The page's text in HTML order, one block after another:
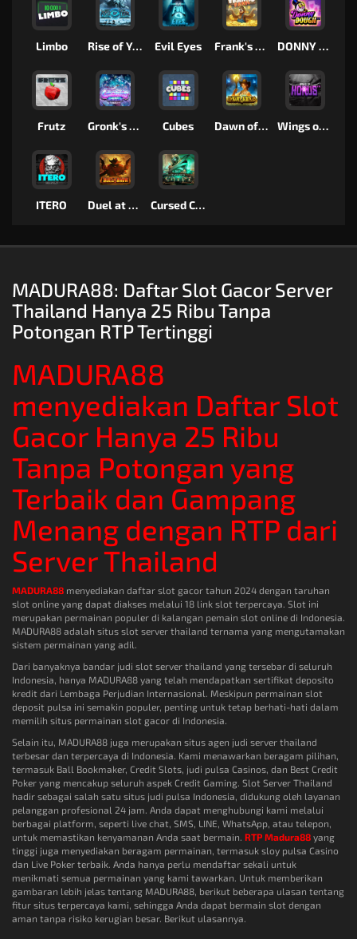
Limbo Rise of Ymir Evil Eyes Frank's Farm DONNY DOUGH
Frutz Gronk's Gems Cubes Dawn of Kings Wings of Horus
ITERO Duel at Dawn Cursed Crypt
MADURA88: Daftar Slot Gacor Server
Thailand Hanya 25 Ribu Tanpa
Potongan RTP Tertinggi
MADURA88
menyediakan Daftar Slot
Gacor Hanya 25 Ribu
Tanpa Potongan yang
Terbaik dan Gampang
Menang dengan RTP dari
Server Thailand
MADURA88 menyediakan daftar slot gacor tahun 2024 dengan taruhan
slot online yang dapat diakses melalui 18 link slot terpercaya. Slot ini
merupakan permainan populer di kalangan pemain slot online di Indonesia.
MADURA88 adalah situs slot server thailand ternama yang mengutamakan
sistem permainan yang adil.
Dari banyaknya bandar judi slot server thailand yang tersebar di seluruh
Indonesia, hanya MADURA88 yang telah mendapatkan sertifikat deposito
kredit dari Lembaga Perjudian Internasional. Meskipun permainan slot
deposit pulsa ini semakin populer, penting untuk tetap berhati-hati dalam
memilih situs permainan slot gacor di Indonesia.
Selain itu, MADURA88 juga merupakan situs agen judi server thailand
terbesar dan terpercaya di Indonesia. Kami menawarkan beragam pilihan,
termasuk Ball Bookmaker, Credit Slots, judi pulsa Casinos, dan Best Credit
Poker yang mencakup seluruh aspek Credit Gaming. Slot Server Thailand
hadir sebagai salah satu situs judi pulsa Indonesia, didukung oleh layanan
pelanggan profesional 24 jam. Anda dapat menghubungi kami melalui
berbagai platform, seperti live chat, SMS, LINE, WhatsApp, atau telepon,
untuk memastikan kenyamanan Anda saat bermain. RTP Madura88 yang
tinggi juga menyediakan beragam permainan, termasuk sloy pulsa Casino
dan Live Poker terbaik. Anda hanya perlu mendaftar sekali untuk
menikmati semua permainan yang kami tawarkan. Untuk memberikan
gambaran lebih jelas tentang MADURA88, berikut beberapa ulasan tentang
fitur situs terpercaya kami, sehingga Anda dapat bermain slot dengan
aman tanpa risiko kerugian besar. Berikut ulasannya.